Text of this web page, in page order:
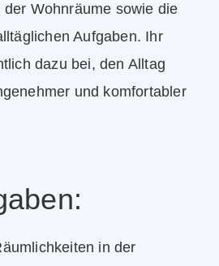
Wohnräume sowie die
Aufgaben. Ihr
dazu bei, den Alltag
und komfortabler
in der